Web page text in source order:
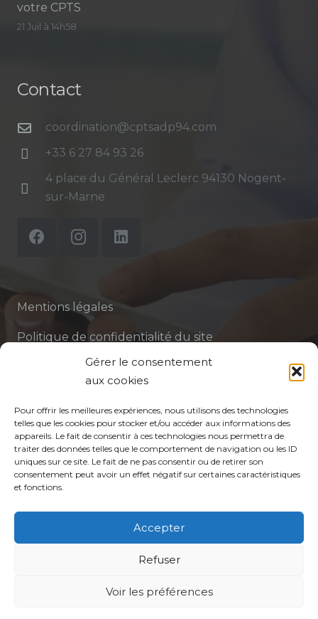
Gérer le consentement
aux cookies
Pour offrir les meilleures expériences, nous utilisons des technologies
telles que les cookies pour stocker et/ou accéder aux informations des
appareils. Le fait de consentir à ces technologies nous permettra de
traiter des données telles que le comportement de navigation ou les ID
uniques sur ce site. Le fait de ne pas consentir ou de retirer son
consentement peut avoir un effet négatif sur certaines caractéristiques
et fonctions.
Accepter
Refuser
Voir les préférences
votre CPTS
21 Juil à 14h58
Contact
coordination@cptsadp94.com
+33 6 27 84 93 26
4 place du Général Leclerc 94130 Nogent-
sur-Marne
Mentions légales
Politique de confidentialité du site
Politique de protection des données de la CPTS
Votre CPTS
Professionnels de santé